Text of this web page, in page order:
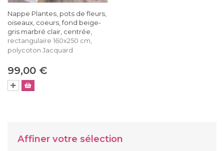
Nappe Plantes, pots de fleurs,
oiseaux, coeurs, fond beige-
gris marbré clair, centrée,
rectangulaire 160x250 cm,
polycoton Jacquard
99,00 €
Affiner votre sélection